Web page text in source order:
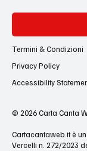
Termini & Condizioni
Privacy Policy
Accessibility
Cartacantaweb.it è
Vercelli n. 272/2023
© 2026 Carta Canta